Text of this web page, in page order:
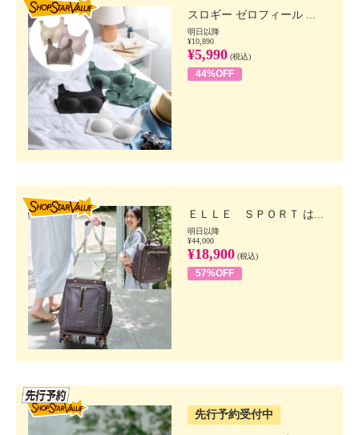
スロギー ゼロフィール ...
明日以降
¥10,890
¥5,990 (税込)
44%OFF
ＥＬＬＥ ＳＰＯＲＴ は...
明日以降
¥44,000
¥18,900 (税込)
57%OFF
先行予約受付中